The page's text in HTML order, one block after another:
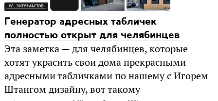
Генератор адресных табличек
полностью открыт для челябинцев
Эта заметка — для челябинцев, которые
хотят украсить свои дома прекрасными
адресными табличками по нашему с Игорем
Штангом дизайну, вот такому